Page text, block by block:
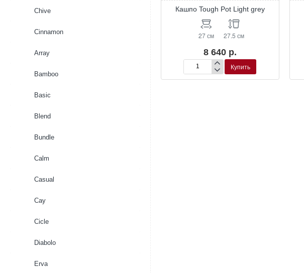
Chive
Cinnamon
Array
Bamboo
Basic
Blend
Bundle
Calm
Casual
Cay
Cicle
Diabolo
Erva
Кашпо Tough Pot Light grey
27 см 27.5 см
8 640 р.
Кашпо
Tough
Купить